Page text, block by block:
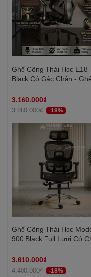
Ghế Công Thái Học E18
Black Có Gác Chân -
Ngả 145 Độ Chống Đau
3.160.000₫
3.850.000₫ -18%
Ghế Công Thái Học
900 Black Full Lưới Có
Văn Phòng Ngả Lưng Thư
Giãn | Nội Thất Anh Hoàng
3.610.000₫
4.400.000₫ -18%